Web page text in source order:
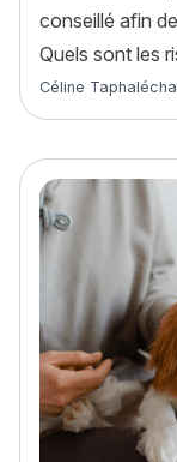
conseillé afin
Quels sont les
Article rédigé par
Céline